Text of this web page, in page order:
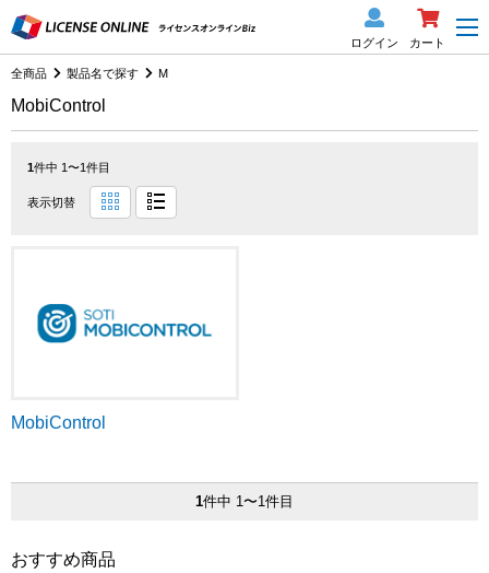
ログイン カート
全商品 製品名で探す M
MobiControl
1件中 1〜1件目
表示切替
MobiControl
1件中 1〜1件目
おすすめ商品